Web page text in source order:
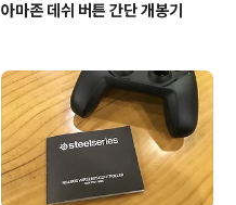
아마존 데쉬 버튼 간단 개봉기